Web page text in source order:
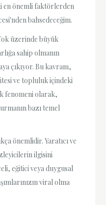
en önemli faktörlerden
bahsedeceğim.
üzerinde büyük
sahip olmanın
çıkıyor. Bu kavram,
ve topluluk içindeki
fenomeni olarak,
bazı temel
önemlidir. Yaratıcı ve
ilgisini
eğitici veya duygusal
viral olma